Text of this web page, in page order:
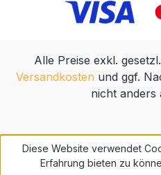
Alle Preise exkl.
Versandkosten und ggf.
nicht anders
Diese Website verwendet
Erfahrung bieten zu